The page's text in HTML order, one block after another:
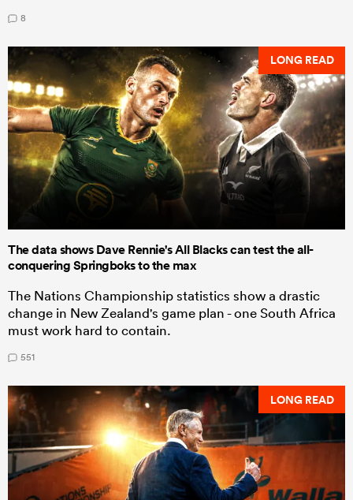
8
LONG READ
The data shows Dave Rennie's All Blacks can test the all-
conquering Springboks to the max
The Nations Championship statistics show a drastic
change in New Zealand's game plan - one South Africa
must work hard to contain.
551
LONG READ